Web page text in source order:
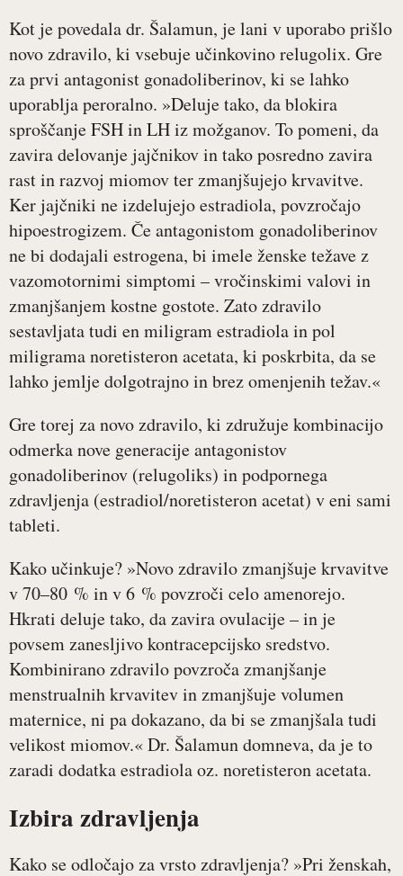
Kot je povedala dr. Šalamun, je lani v uporabo prišlo
novo zdravilo, ki vsebuje učinkovino relugolix. Gre
za prvi antagonist gonadoliberinov, ki se lahko
uporablja peroralno. »Deluje tako, da blokira
sproščanje FSH in LH iz možganov. To pomeni, da
zavira delovanje jajčnikov in tako posredno zavira
rast in razvoj miomov ter zmanjšujejo krvavitve.
Ker jajčniki ne izdelujejo estradiola, povzročajo
hipoestrogizem. Če antagonistom gonadoliberinov
ne bi dodajali estrogena, bi imele ženske težave z
vazomotornimi simptomi – vročinskimi valovi in
zmanjšanjem kostne gostote. Zato zdravilo
sestavljata tudi en miligram estradiola in pol
miligrama noretisteron acetata, ki poskrbita, da se
lahko jemlje dolgotrajno in brez omenjenih težav.«
Gre torej za novo zdravilo, ki združuje kombinacijo
odmerka nove generacije antagonistov
gonadoliberinov (relugoliks) in podpornega
zdravljenja (estradiol/noretisteron acetat) v eni sami
tableti.
Kako učinkuje? »Novo zdravilo zmanjšuje krvavitve
v 70–80 % in v 6 % povzroči celo amenorejo.
Hkrati deluje tako, da zavira ovulacije – in je
povsem zanesljivo kontracepcijsko sredstvo.
Kombinirano zdravilo povzroča zmanjšanje
menstrualnih krvavitev in zmanjšuje volumen
maternice, ni pa dokazano, da bi se zmanjšala tudi
velikost miomov.« Dr. Šalamun domneva, da je to
zaradi dodatka estradiola oz. noretisteron acetata.
Izbira zdravljenja
Kako se odločajo za vrsto zdravljenja? »Pri ženskah,